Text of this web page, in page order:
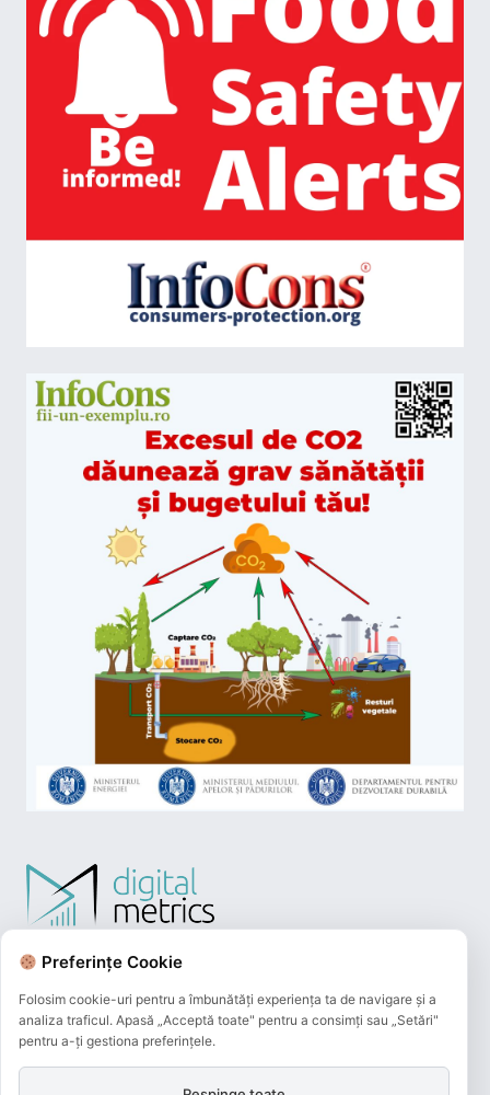
Preferințe Cookie
Folosim cookie-uri pentru a îmbunătăți experiența ta de navigare și a
analiza traficul. Apasă „Acceptă toate" pentru a consimți sau „Setări"
pentru a-ți gestiona preferințele.